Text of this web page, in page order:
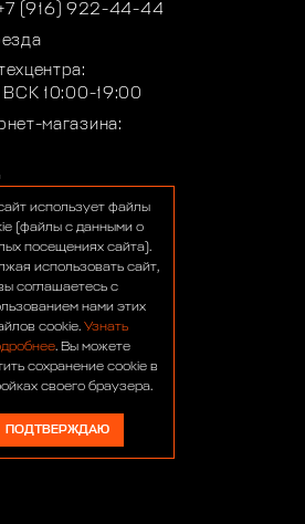
4х4»
23 дня
(916) 922-44-44
ВСК 10:00-19:00
магазина:
использует файлы
(файлы с данными о
посещениях сайта).
использовать сайт,
соглашаетесь с
нами этих
cookie. Узнать
. Вы можете
сохранение cookie в
своего браузера.
ПОДТВЕРЖДАЮ